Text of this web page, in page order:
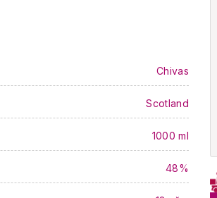
Chivas
Scotland
1000 ml
48%